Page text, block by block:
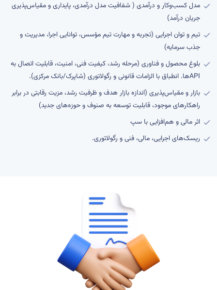
مدل کسب‌وکار و درآمدی ( شفافیت مدل درآمدی، پایداری و مقیاس‌پذیری
جریان درآمد)
تیم و توان اجرایی (تجربه و مهارت تیم مؤسس، توانایی اجرا، مدیریت و
جذب سرمایه)
بلوغ محصول و فناوری (مرحله رشد، کیفیت فنی، امنیت، قابلیت اتصال به
APIها. انطباق با الزامات قانونی و رگولاتوری (شاپرک/بانک مرکزی).
بازار و مقیاس‌پذیری (اندازه بازار هدف و ظرفیت رشد، مزیت رقابتی در برابر
راهکارهای موجود، قابلیت توسعه به صنوف و حوزه‌های جدید)
اثر مالی و هم‌افزایی با سپ
ریسک‌های اجرایی، مالی، فنی و رگولاتوری.